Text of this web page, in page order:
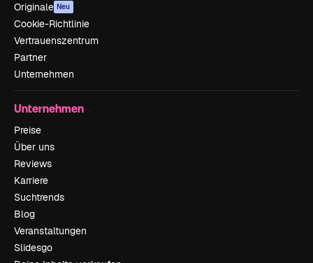
Originale Neu
Cookie-Richtlinie
Vertrauenszentrum
Partner
Unternehmen
Unternehmen
Preise
Über uns
Reviews
Karriere
Suchtrends
Blog
Veranstaltungen
Slidesgo